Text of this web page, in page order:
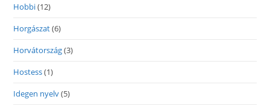
Hobbi(12)
Horgászat(6)
Horvátország(3)
Hostess(1)
Idegen nyelv(5)